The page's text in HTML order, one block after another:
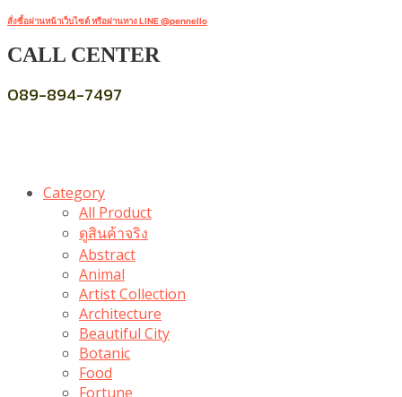
สั่งซื้อผ่านหน้าเว็บไซต์ หรือผ่านทาง LINE @pennello
CALL CENTER
089-894-7497
Category
All Product
ดูสินค้าจริง
Abstract
Animal
Artist Collection
Architecture
Beautiful City
Botanic
Food
Fortune